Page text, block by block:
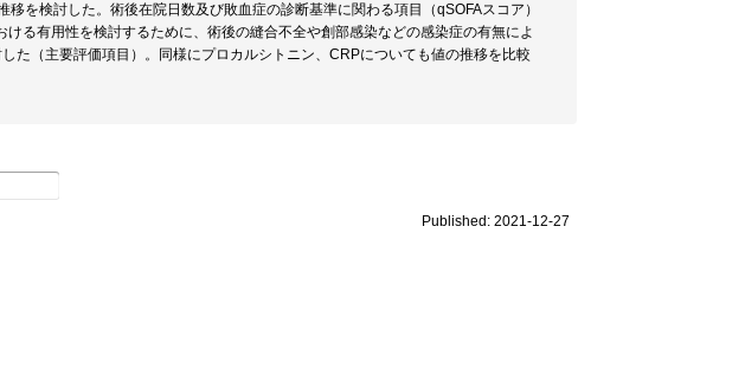
を検討した。術後在院日数及び敗血症の診断基準に関わる項目（qSOFAスコア）
る有用性を検討するために、術後の縫合不全や創部感染などの感染症の有無によ
た（主要評価項目）。同様にプロカルシトニン、CRPについても値の推移を比較
Published: 2021-12-27